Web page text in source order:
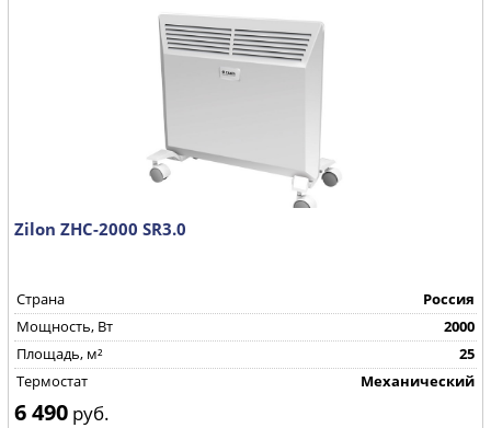
Zilon ZHC-2000 SR3.0
Страна
Россия
Mощность, Вт
2000
Площадь, м²
25
Термостат
Механический
6 490 руб.